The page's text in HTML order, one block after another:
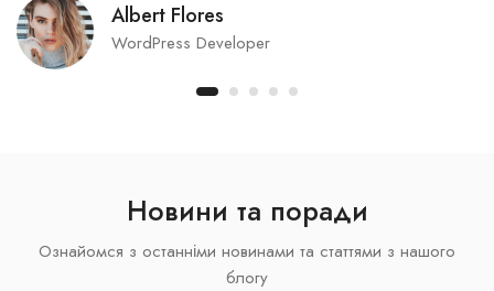
Albert Flores
WordPress Developer
Новини та поради
Ознайомся з останніми новинами та статтями з нашого
блогу